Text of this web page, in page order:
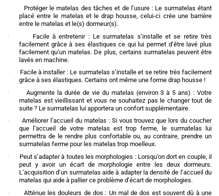
·
Protéger le matelas des tâches et de l’usure : Le surmatelas étant
placé entre le matelas et le drap housse, celui-ci crée une barrière
entre le matelas et le(s) dormeur(s).
·
Facile à entretenir : Le surmatelas s’installe et se retire très
facilement grâce à ses élastiques ce qui lui permet d’être lavé plus
facilement qu’un matelas. De plus, certains surmatelas peuvent être
lavés en machine.
·
Facile à installer : Le surmatelas s’installe et se retire très facilement
grâce à ses élastiques. Certains ont même une forme drap housse !
·
Augmente la durée de vie du matelas (environ 3 à 5 ans) : Votre
matelas est vieillissant et vous ne souhaitez pas le changer tout de
suite ? Le surmatelas lui apportera un confort supplémentaire.
·
Améliorer l’accueil du matelas : Si vous trouvez que lors du coucher
que l’accueil de votre matelas est trop ferme, le surmatelas lui
permettra de le rendre plus confortable ou, au contraire, prendre un
surmatelas ferme pour les matelas trop moelleux.
·
Peut s’adapter à toutes les morphologies : Lorsqu’on dort en couple, il
peut y avoir un écart de morphologie entre les deux dormeurs.
L’acquisition d’un surmatelas aide à adapter la densité de l’accueil du
matelas qui aide à pallier ce problème d’écart de morphologies.
·
Atténue les douleurs de dos : Un mal de dos est souvent dû à une